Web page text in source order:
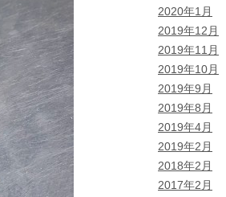
2020年1月
2019年12月
2019年11月
2019年10月
2019年9月
2019年8月
2019年4月
2019年2月
2018年2月
2017年2月